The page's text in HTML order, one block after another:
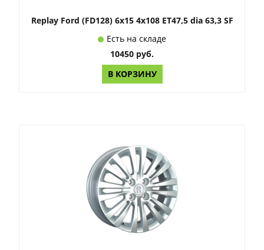
Replay Ford (FD128) 6x15 4x108 ET47,5 dia 63,3 SF
Есть на складе
10450 руб.
В КОРЗИНУ